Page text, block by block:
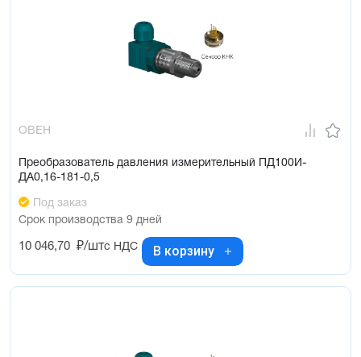
ОВЕН
Преобразователь давления измерительный ПД100И-
ДА0,16-181-0,5
Под заказ
Срок производства 9 дней
10 046,70 ₽/штс НДС В корзину